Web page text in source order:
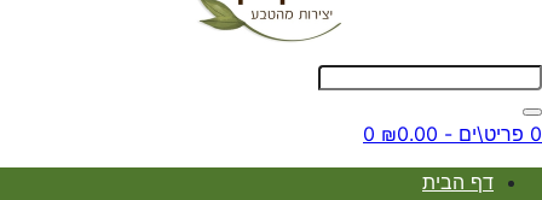
0 פריט\ים - ₪0.00 0
דף הבית